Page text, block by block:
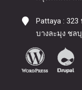
Pattaya :
บางละมุง ชล